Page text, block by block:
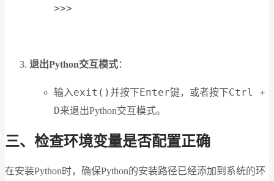
>>>
退出Python交互模式：
输入exit()并按下Enter键，或者按下Ctrl +
D来退出Python交互模式。
三、检查环境变量是否配置正确
在安装Python时，确保Python的安装路径已经添加到系统的环